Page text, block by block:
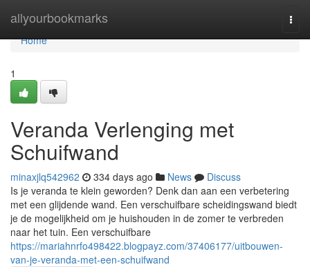
allyourbookmarks
Home
Home
1
Veranda Verlenging met
Schuifwand
minaxjlq542962 334 days ago News
Discuss
Is je veranda te klein geworden? Denk dan aan een verbetering
met een glijdende wand. Een verschuifbare scheidingswand biedt
je de mogelijkheid om je huishouden in de zomer te verbreden
naar het tuin. Een verschuifbare
https://mariahnrfo498422.blogpayz.com/37406177/uitbouwen-
van-je-veranda-met-een-schuifwand